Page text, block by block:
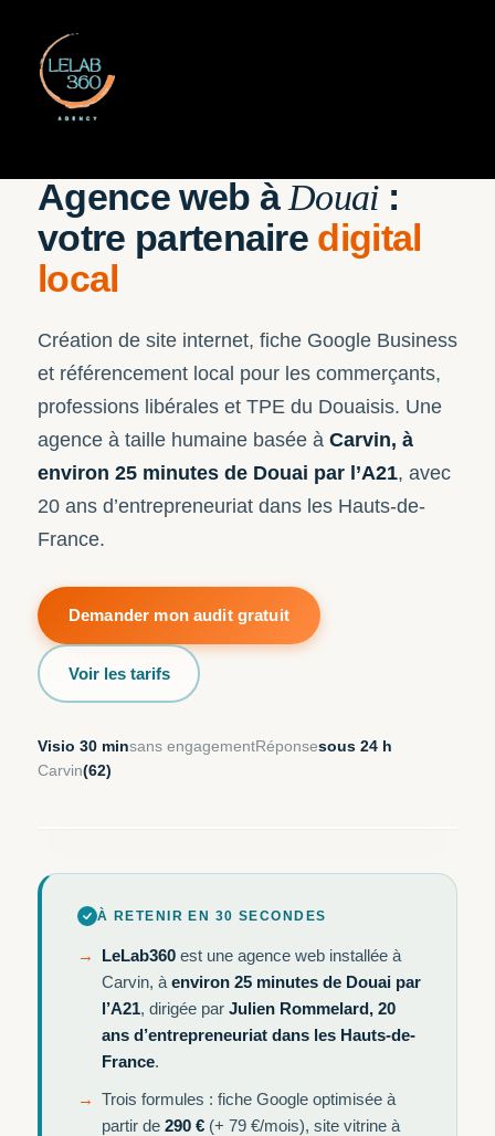
Agence web à Douai:
votre partenaire digital
local
Création de site internet, fiche Google Business
et référencement local pour les commerçants,
professions libérales et TPE du Douaisis. Une
agence à taille humaine basée à Carvin, à
environ 25 minutes de Douai par l’A21, avec
20 ans d’entrepreneuriat dans les Hauts-de-
France.
Demander mon audit gratuit
Voir les tarifs
Visio 30 minsans engagementRéponsesous 24 h
Carvin(62)
À RETENIR EN 30 SECONDES
LeLab360 est une agence web installée à
Carvin, à environ 25 minutes de Douai par
l’A21, dirigée par Julien Rommelard, 20
ans d’entrepreneuriat dans les Hauts-de-
France.
Trois formules : fiche Google optimisée à
partir de 290 € (+ 79 €/mois), site vitrine à